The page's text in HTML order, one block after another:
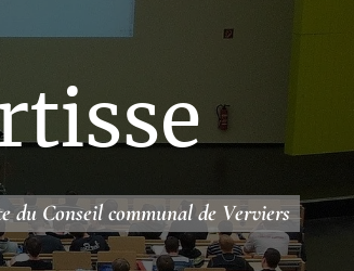
du Conseil communal de Verviers